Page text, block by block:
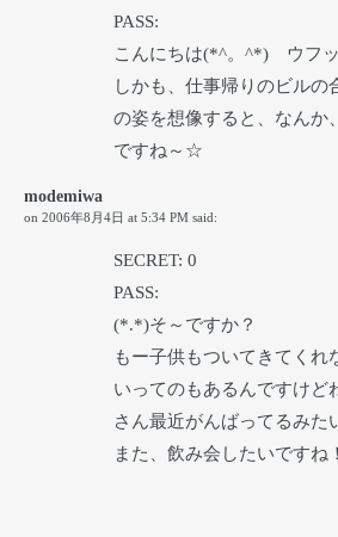
PASS:
こんにちは(*^。^*) ウフッ
しかも、仕事帰りのビルの
の姿を想像すると、なん
ですね～☆
modemiwa
on 2006年8月4日 at 5:34 PM said:
SECRET: 0
PASS:
(*.*)そ～ですか？
もー子供もついてきてくれ
いってのもあるんですけど
さん最近がんばってるみた
また、飲み会したいですね